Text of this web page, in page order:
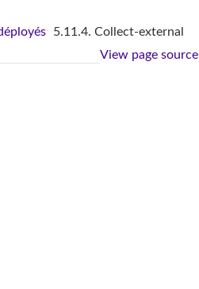
5.11.4. Collect-external
View page source